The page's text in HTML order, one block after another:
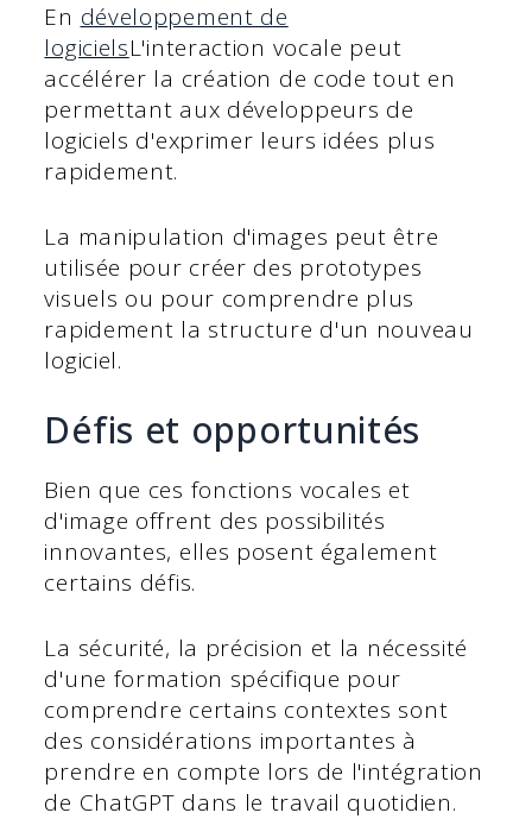
En développement de
logicielsL'interaction vocale peut
accélérer la création de code tout en
permettant aux développeurs de
logiciels d'exprimer leurs idées plus
rapidement.
La manipulation d'images peut être
utilisée pour créer des prototypes
visuels ou pour comprendre plus
rapidement la structure d'un nouveau
logiciel.
Défis et opportunités
Bien que ces fonctions vocales et
d'image offrent des possibilités
innovantes, elles posent également
certains défis.
La sécurité, la précision et la nécessité
d'une formation spécifique pour
comprendre certains contextes sont
des considérations importantes à
prendre en compte lors de l'intégration
de ChatGPT dans le travail quotidien.